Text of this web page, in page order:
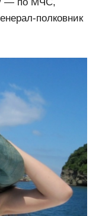
— по МЧС,
полковник